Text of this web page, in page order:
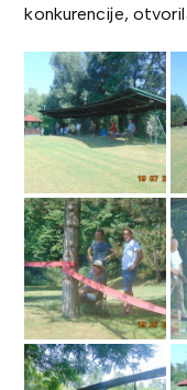
konkurencije,